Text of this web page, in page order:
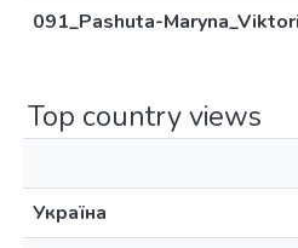
091_Pashuta-
Top country views
Україна